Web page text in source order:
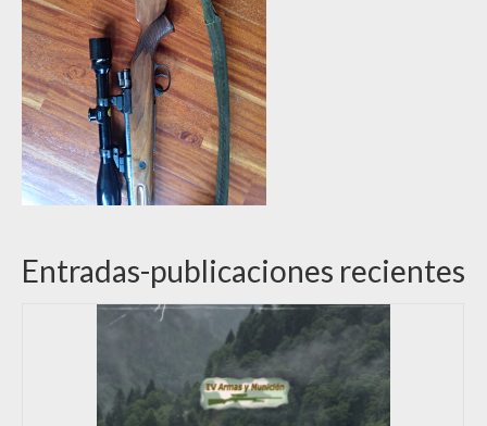
Entradas-publicaciones recientes